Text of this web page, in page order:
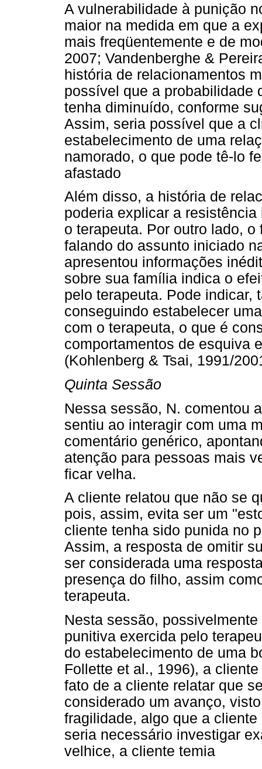
A vulnerabilidade à punição
maior na medida em que a
mais freqüentemente e de
2007; Vandenberghe &
história de relacionamentos
possível que a probabilidade
tenha diminuído, conforme
Assim, seria possível que a
estabelecimento de uma
namorado, o que pode tê-lo
afastado
Além disso, a história de
poderia explicar a
o terapeuta. Por outro lado,
falando do assunto iniciado
apresentou informações
sobre sua família indica o
pelo terapeuta. Pode indicar,
conseguindo estabelecer
com o terapeuta, o que é
comportamentos de esquiva
(Kohlenberg & Tsai, 1991/
Quinta Sessão
Nessa sessão, N. comentou
sentiu ao interagir com uma
comentário genérico,
atenção para pessoas mais
ficar velha.
A cliente relatou que não se
pois, assim, evita ser um
cliente tenha sido punida no
Assim, a resposta de omitir
ser considerada uma
presença do filho, assim
terapeuta.
Nesta sessão,
punitiva exercida pelo
do estabelecimento de uma
Follette et al., 1996), a
fato de a cliente relatar que
considerado um avanço,
fragilidade, algo que a
seria necessário investigar
velhice, a cliente temia